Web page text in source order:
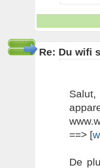
Re: Du wifi
Salut,
==> [
De